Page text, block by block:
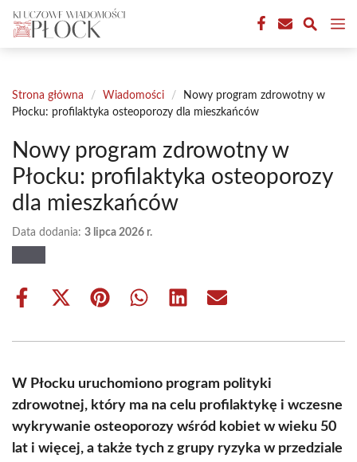
Przejdź
treści
Strona główna / Wiadomości /
Nowy program zdrowotny w
Płocku: profilaktyka osteoporozy dla mieszkańców
Nowy program zdrowotny w
Płocku: profilaktyka osteoporozy
dla mieszkańców
Data dodania: 3 lipca 2026 r.
Share
Share
(Twitter)
Share Share Share Share
W Płocku uruchomiono program polityki
zdrowotnej, który ma na celu profilaktykę i wczesne
wykrywanie osteoporozy wśród kobiet w wieku 50
lat i więcej, a także tych z grupy ryzyka w przedziale